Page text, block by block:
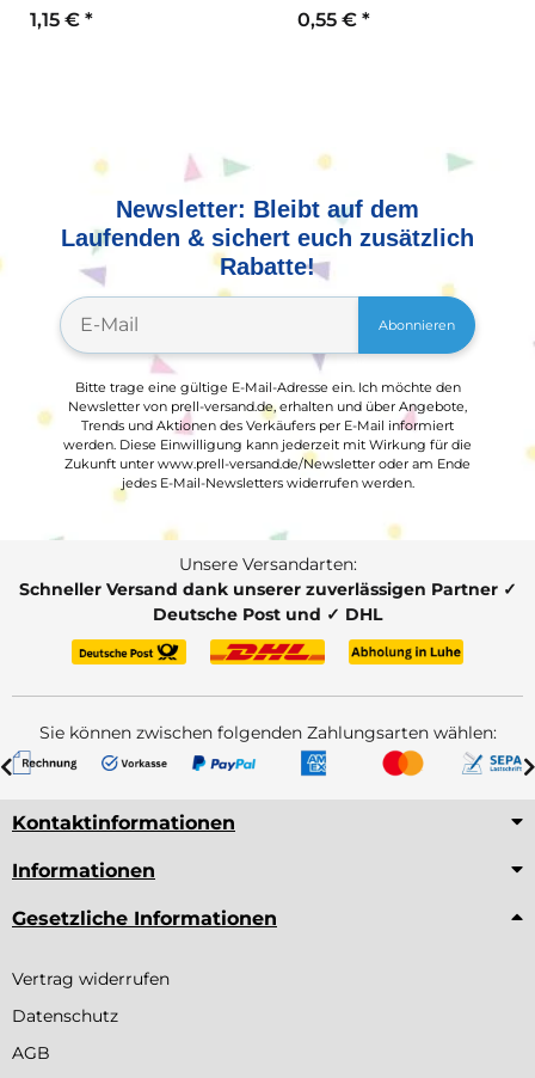
1,15 € * 0,55 € *
Newsletter: Bleibt auf dem
Laufenden & sichert euch zusätzlich
Rabatte!
Abonnieren
Bitte trage eine gültige E-Mail-Adresse ein. Ich möchte den
Newsletter von prell-versand.de, erhalten und über Angebote,
Trends und Aktionen des Verkäufers per E-Mail informiert
werden. Diese Einwilligung kann jederzeit mit Wirkung für die
Zukunft unter www.prell-versand.de/Newsletter oder am Ende
jedes E-Mail-Newsletters widerrufen werden.
Unsere Versandarten:
Schneller Versand dank unserer zuverlässigen Partner ✓
Deutsche Post und ✓ DHL
Sie können zwischen folgenden Zahlungsarten wählen:
Kontaktinformationen
Informationen
Gesetzliche Informationen
Vertrag widerrufen
Datenschutz
AGB